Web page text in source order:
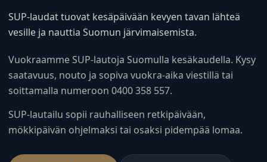
SUP-laudat tuovat kesäpäivään kevyen tavan lähteä
vesille ja nauttia Suomun järvimaisemista.
Vuokraamme SUP-lautoja Suomulla kesäkaudella. Kysy
saatavuus, nouto ja sopiva vuokra-aika viestillä tai
soittamalla numeroon 0400 358 557.
SUP-lautailu sopii rauhalliseen retkipäivään,
mökkipäivän ohjelmaksi tai osaksi pidempää lomaa.